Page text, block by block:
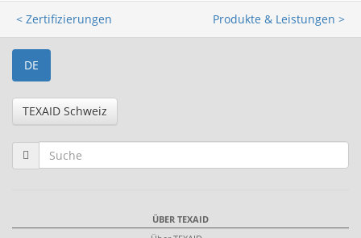
< Zertifizierungen Produkte & Leistungen >
DE
TEXAID Schweiz
ÜBER TEXAID